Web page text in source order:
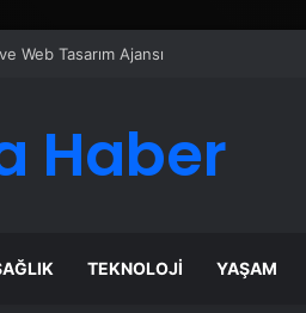
Haber
TEKNOLOJI YAŞAM